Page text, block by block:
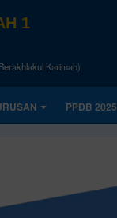
1
Karimah)
PPDB 2025